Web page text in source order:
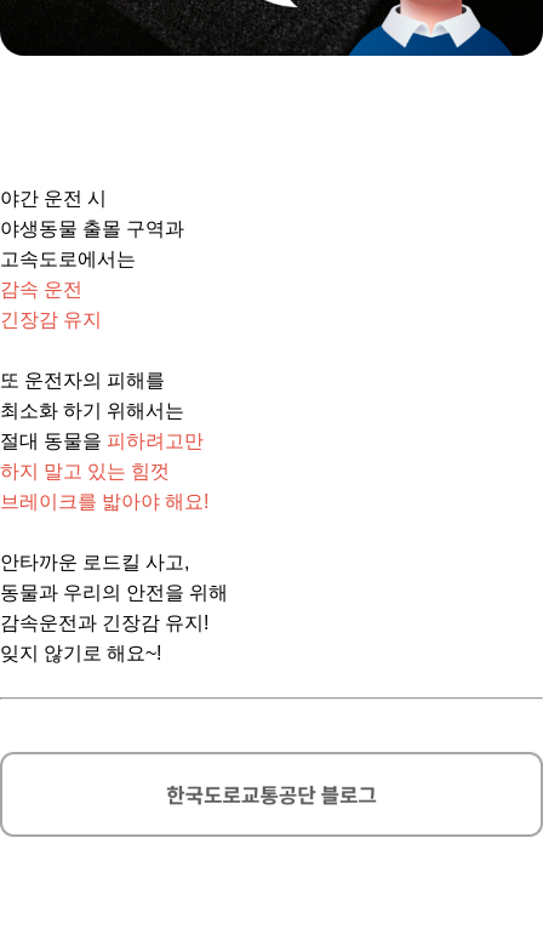
야간 운전 시
야생동물 출몰 구역과
고속도로에서는
감속 운전
긴장감 유지
또 운전자의 피해를
최소화 하기 위해서는
절대 동물을 피하려고만
하지 말고 있는 힘껏
브레이크를 밟아야 해요!
안타까운 로드킬 사고,
동물과 우리의 안전을 위해
감속운전과 긴장감 유지!
잊지 않기로 해요~!